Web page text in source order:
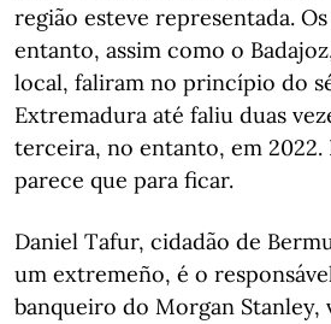
região esteve representada.
entanto, assim como o
local, faliram no princípio do
Extremadura até faliu duas
terceira, no entanto, em 2022.
parece que para ficar.
Daniel Tafur, cidadão de
um extremeño, é o
banqueiro do Morgan Stanley,